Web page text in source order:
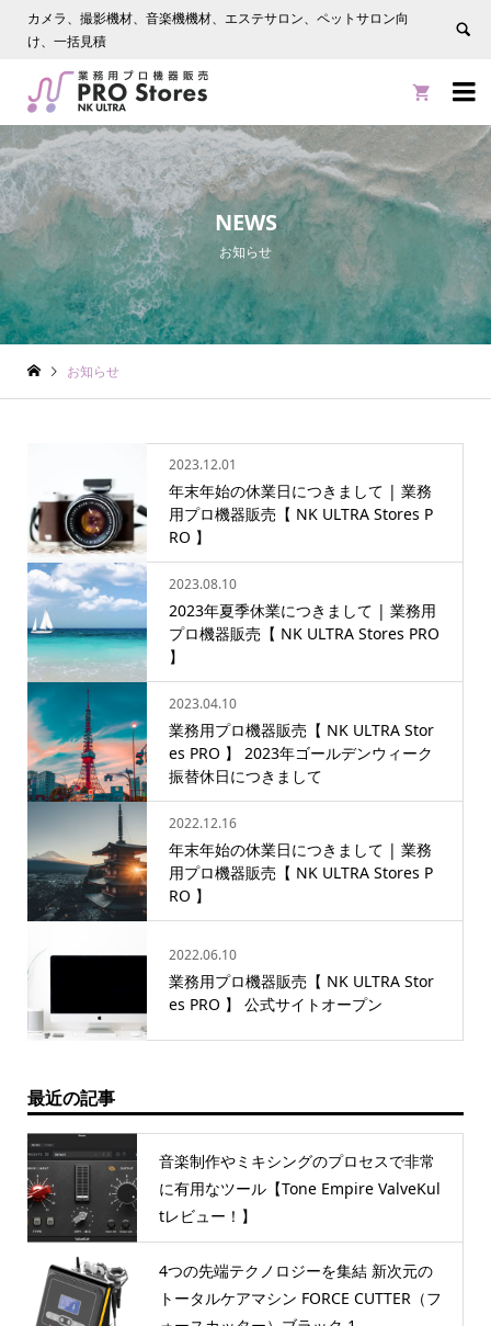
カメラ、撮影機材、音楽機機材、エステサロン、ペットサロン向
け、一括見積


NEWS
お知らせ
お知らせ
2023.12.01
年末年始の休業日につきまして | 業務
用プロ機器販売【 NK ULTRA Stores P
RO 】
2023.08.10
2023年夏季休業につきまして | 業務用
プロ機器販売【 NK ULTRA Stores PRO
】
2023.04.10
業務用プロ機器販売【 NK ULTRA Stor
es PRO 】 2023年ゴールデンウィーク
振替休日につきまして
2022.12.16
年末年始の休業日につきまして | 業務
用プロ機器販売【 NK ULTRA Stores P
RO 】
2022.06.10
業務用プロ機器販売【 NK ULTRA Stor
es PRO 】 公式サイトオープン
最近の記事
音楽制作やミキシングのプロセスで非常
に有用なツール【Tone Empire ValveKul
tレビュー！】
4つの先端テクノロジーを集結 新次元の
トータルケアマシン FORCE CUTTER（フ